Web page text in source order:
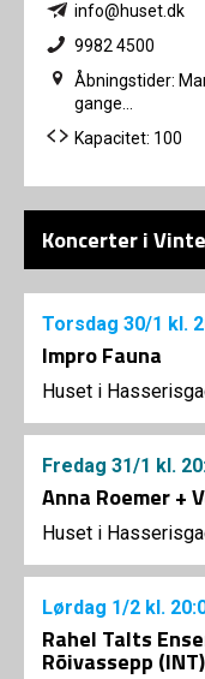
info@huset.dk
9982 4500
Åbningstider:
gange...
Kapacitet: 100
Koncerter i
Torsdag 30/1 kl.
Impro Fauna
Huset i
Fredag 31/1 kl.
Anna Roemer +
Huset i
Lørdag 1/2 kl.
Rahel Talts
Rõivassepp